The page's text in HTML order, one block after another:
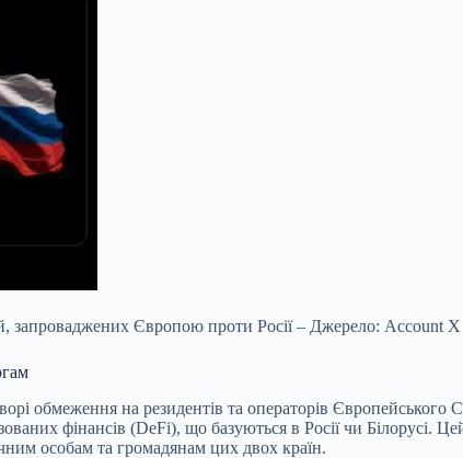
запроваджених Європою проти Росії – Джерело: Account X
обмеження на резидентів та операторів
фінансів (DeFi), що базуються в Росії чи Білорусі.
особам та громадянам цих двох країн.